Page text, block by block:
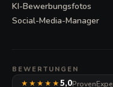
KI-Bewerbungsfotos
Social-Media-Manager
BEWERTUNGEN
★★★★★ 5,0